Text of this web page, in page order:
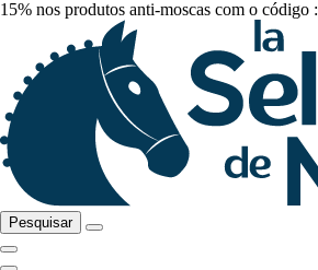
15% nos produtos anti-moscas com o código :
Pesquisar